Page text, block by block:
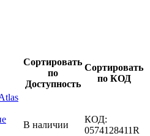
Сортировать
по
Доступность
Сортировать
по КОД
В наличии
КОД:
0574128411R